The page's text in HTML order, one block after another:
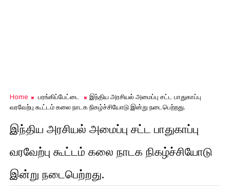
Home பரங்கிப்பேட்டை
இந்திய அரசியல் அமைப்பு சட்ட பாதுகாப்பு
வரவேற்பு கூட்டம் கலை நாடக நிகழ்ச்சியோடு இன்று நடைபெற்றது.
இந்திய அரசியல் அமைப்பு சட்ட பாதுகாப்பு
வரவேற்பு கூட்டம் கலை நாடக நிகழ்ச்சியோடு
இன்று நடைபெற்றது.